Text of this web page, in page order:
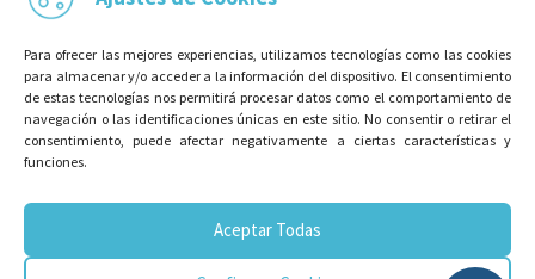
Para ofrecer las mejores experiencias, utilizamos tecnologías como las cookies
para almacenar y/o acceder a la información del dispositivo. El consentimiento
de estas tecnologías nos permitirá procesar datos como el comportamiento de
navegación o las identificaciones únicas en este sitio. No consentir o retirar el
consentimiento, puede afectar negativamente a ciertas características y
funciones.
Aceptar Todas